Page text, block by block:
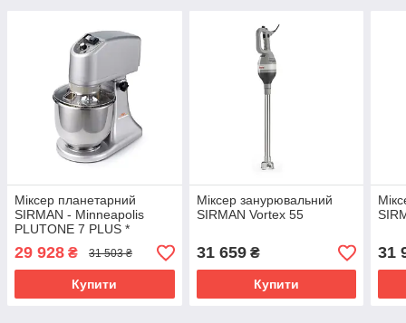
Міксер планетарний
SIRMAN - Minneapolis
PLUTONE 7 PLUS *
(пошкоджене пакування)
29 928 ₴ 31 503 ₴
Купити
Міксер занурювальний
SIRMAN Vortex 55
31 659₴
Купити
31